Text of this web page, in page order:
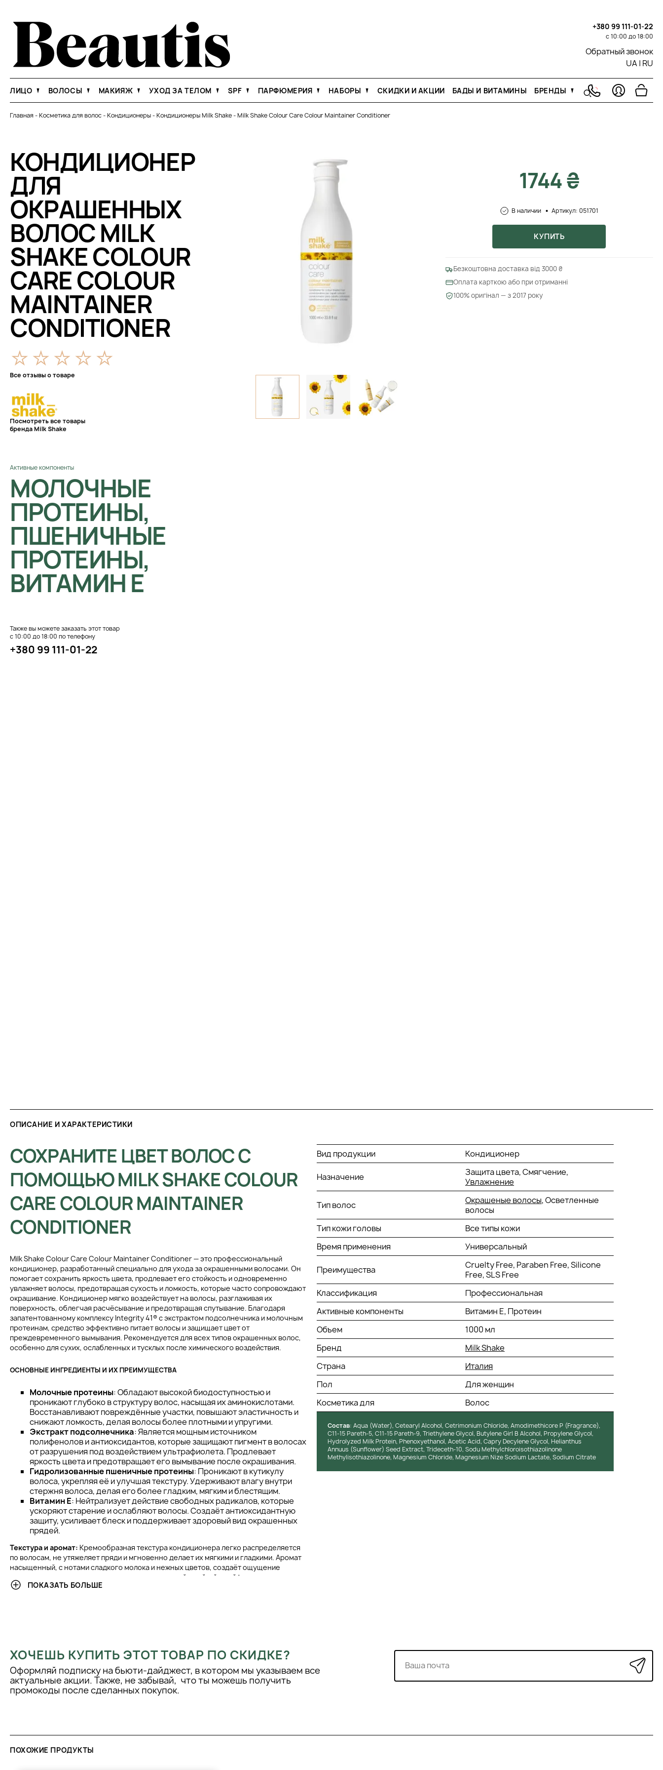
+380 99 111-01-22
с 10:00 до 18:00
Обратный звонок
UA | RU
ЛИЦО ВОЛОСЫ МАКИЯЖ УХОД ЗА ТЕЛОМ SPF ПАРФЮМЕРИЯ НАБОРЫ СКИДКИ И АКЦИИ БАДЫ И ВИТАМИНЫ БРЕНДЫ
Главная -Косметика для волос-Кондиционеры-Кондиционеры Milk Shake-Milk Shake Colour Care Colour Maintainer Conditioner
КОНДИЦИОНЕР
ДЛЯ
ОКРАШЕННЫХ
ВОЛОС MILK
SHAKE COLOUR
CARE COLOUR
MAINTAINER
CONDITIONER
Все отзывы о товаре
Посмотреть все товары
бренда Milk Shake
Активные компоненты
МОЛОЧНЫЕ
ПРОТЕИНЫ,
ПШЕНИЧНЫЕ
ПРОТЕИНЫ,
ВИТАМИН Е
Также вы можете заказать этот товар
с 10:00 до 18:00 по телефону
+380 99 111-01-22
1744 ₴
В наличии Артикул: 051701
КУПИТЬ
Безкоштовна доставка від 3000 ₴
Оплата карткою або при отриманні
100% оригінал — з 2017 року
ОПИСАНИЕ И ХАРАКТЕРИСТИКИ
СОХРАНИТЕ ЦВЕТ ВОЛОС С
ПОМОЩЬЮ MILK SHAKE COLOUR
CARE COLOUR MAINTAINER
CONDITIONER
Milk Shake Colour Care Colour Maintainer Conditioner — это профессиональный
кондиционер, разработанный специально для ухода за окрашенными волосами. Он
помогает сохранить яркость цвета, продлевает его стойкость и одновременно
увлажняет волосы, предотвращая сухость и ломкость, которые часто сопровождают
окрашивание. Кондиционер мягко воздействует на волосы, разглаживая их
поверхность, облегчая расчёсывание и предотвращая спутывание. Благодаря
запатентованному комплексу Integrity 41® с экстрактом подсолнечника и молочным
протеинам, средство эффективно питает волосы и защищает цвет от
преждевременного вымывания. Рекомендуется для всех типов окрашенных волос,
особенно для сухих, ослабленных и тусклых после химического воздействия.
ОСНОВНЫЕ ИНГРЕДИЕНТЫ И ИХ ПРЕИМУЩЕСТВА
Молочные протеины: Обладают высокой биодоступностью и
проникают глубоко в структуру волос, насыщая их аминокислотами.
Восстанавливают повреждённые участки, повышают эластичность и
снижают ломкость, делая волосы более плотными и упругими.
Экстракт подсолнечника: Является мощным источником
полифенолов и антиоксидантов, которые защищают пигмент в волосах
от разрушения под воздействием ультрафиолета. Продлевает
яркость цвета и предотвращает его вымывание после окрашивания.
Гидролизованные пшеничные протеины: Проникают в кутикулу
волоса, укрепляя её и улучшая текстуру. Удерживают влагу внутри
стержня волоса, делая его более гладким, мягким и блестящим.
Витамин Е: Нейтрализует действие свободных радикалов, которые
ускоряют старение и ослабляют волосы. Создаёт антиоксидантную
защиту, усиливает блеск и поддерживает здоровый вид окрашенных
прядей.
Текстура и аромат: Кремообразная текстура кондиционера легко распределяется
по волосам, не утяжеляет пряди и мгновенно делает их мягкими и гладкими. Аромат
насыщенный, с нотами сладкого молока и нежных цветов, создаёт ощущение
салонного ухода и оставляет на волосах приятный, стойкий шлейф.
Состав:
На данный момент в открытых источниках нет подтверждённых клинических
исследований, демонстрирующих эффективность Colour Care Colour Maintainer
окрашивания. Комплекс Integrity 41 защищает цвет от вымывания, продлевая его
за окрашенными волосами на ежедневной основе.
ПОКАЗАТЬ БОЛЬШЕ
Вид продукции Кондиционер
Назначение
Защита цвета, Смягчение,
Увлажнение
Тип волос Окрашеные волосы, Осветленные
волосы
Тип кожи головы
Все типы кожи
Время применения
Универсальный
Преимущества
Cruelty Free, Paraben Free, Silicone
Free, SLS Free
Классификация
Профессиональная
Активные компоненты
Витамин Е, Протеин
Объем
1000 мл
Бренд
Milk Shake
Страна
Италия
Пол
Для женщин
Косметика для
Волос
Состав: Aqua (Water), Cetearyl Alcohol, Cetrimonium Chloride, Amodimethicore P (Fragrance),
C11-15 Pareth-5, C11-15 Pareth-9, Triethylene Glycol, Butylene Girl B Alcohol, Propylene Glycol,
Hydrolyzed Milk Protein, Phenoxyethanol, Acetic Acid, Capry Decylene Glycol, Helianthus
Annuus (Sunflower) Seed Extract, Trideceth-10, Sodu Methylchloroisothiazolinone
Methylisothiazolinone, Magnesium Chloride, Magnesium Nize Sodium Lactate, Sodium Citrate
ХОЧЕШЬ КУПИТЬ ЭТОТ ТОВАР ПО СКИДКЕ?
Оформляй подписку на бьюти-дайджест, в котором мы указываем все
актуальные акции. Также, не забывай, что ты можешь получить
промокоды после сделанных покупок.
ПОХОЖИЕ ПРОДУКТЫ